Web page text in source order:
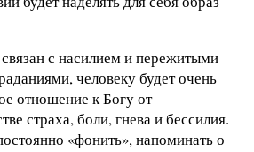
с насилием и пережитыми
человеку будет очень
отношение к Богу от
страха, боли, гнева и бессилия.
«фонить», напоминать о